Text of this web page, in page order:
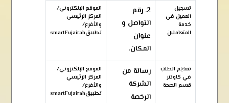
تسجيل
العميل في
خدمة
المتعاملين
2. رقم
التواصل و
عنوان
المكان.
الموقع الإلكتروني/
المركز الرئيسي
والأفرع/
تطبيقsmartFujairah
تقديم الطلب
في كاونتر
قسم الصحة
رسالة من
الشركة
الرخصة
الموقع الإلكتروني/
المركز الرئيسي
والأفرع/
تطبيقsmartFujairah